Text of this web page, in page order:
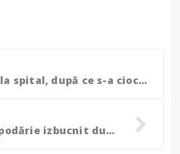
Bărbat ajuns la spital, după ce s-a ciocnit cu mașina de un tir! (Foto)
Incendiu într-o gospodărie izbucnit după explozia unei petarde!